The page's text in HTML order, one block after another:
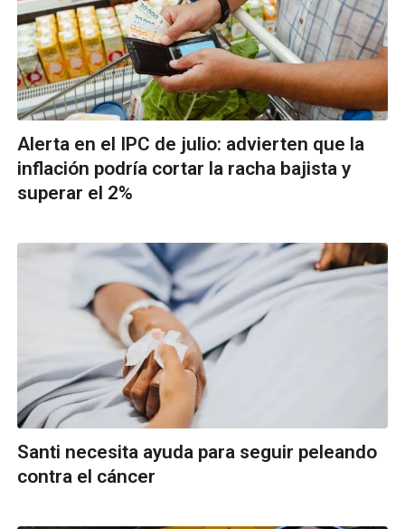
Alerta en el IPC de julio: advierten que la
inflación podría cortar la racha bajista y
superar el 2%
Santi necesita ayuda para seguir peleando
contra el cáncer